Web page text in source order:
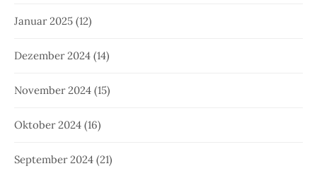
Januar 2025 (12)
Dezember 2024 (14)
November 2024 (15)
Oktober 2024 (16)
September 2024 (21)